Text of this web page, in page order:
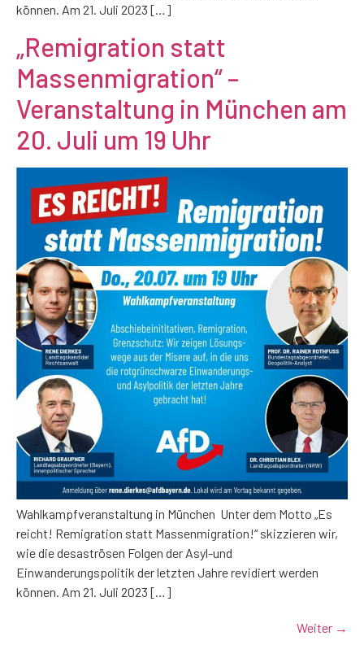
können. Am 21. Juli 2023 […]
„Remigration statt
Massenmigration“ –
Veranstaltung in München am
20. Juli um 19 Uhr
Wahlkampfveranstaltung in München Unter dem Motto „Es
reicht! Remigration statt Massenmigration!“ skizzieren wir,
wie die desaströsen Folgen der Asyl-und
Einwanderungspolitik der letzten Jahre revidiert werden
können. Am 21. Juli 2023 […]
Weiter →